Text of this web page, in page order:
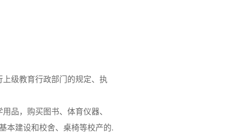
级教育行政部门的规定、执
品，购买图书、体育仪器、
本建设和校舍、桌椅等校产的.